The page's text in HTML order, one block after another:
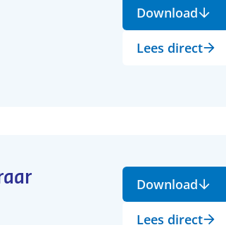
Download
Lees direct
Download
Lees direct